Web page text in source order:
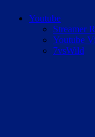
Youtube
Streamer
Youtube
7vsWild